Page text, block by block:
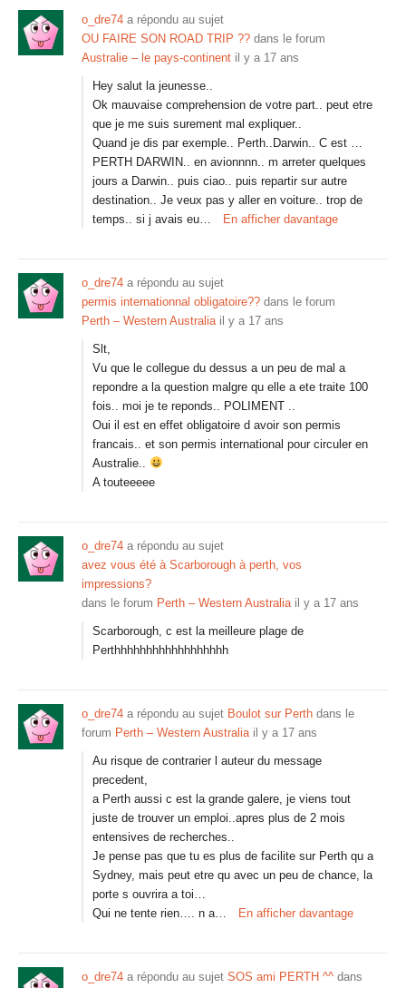
o_dre74 a répondu au sujet
OU FAIRE SON ROAD TRIP ?? dans le forum
Australie – le pays-continent il y a 17 ans
Hey salut la jeunesse..
Ok mauvaise comprehension de votre part.. peut etre
que je me suis surement mal expliquer..
Quand je dis par exemple.. Perth..Darwin.. C est …
PERTH DARWIN.. en avionnnn.. m arreter quelques
jours a Darwin.. puis ciao.. puis repartir sur autre
destination.. Je veux pas y aller en voiture.. trop de
temps.. si j avais eu…
En afficher davantage
o_dre74 a répondu au sujet
permis internationnal obligatoire?? dans le forum
Perth – Western Australia il y a 17 ans
Slt,
Vu que le collegue du dessus a un peu de mal a
repondre a la question malgre qu elle a ete traite 100
fois.. moi je te reponds.. POLIMENT ..
Oui il est en effet obligatoire d avoir son permis
francais.. et son permis international pour circuler en
Australie..
A touteeeee
o_dre74 a répondu au sujet
avez vous été à Scarborough à perth, vos
impressions?
dans le forum Perth – Western Australia il y a 17 ans
Scarborough, c est la meilleure plage de
Perthhhhhhhhhhhhhhhhhh
o_dre74 a répondu au sujet Boulot sur Perth dans le
forum Perth – Western Australia il y a 17 ans
Au risque de contrarier l auteur du message
precedent,
a Perth aussi c est la grande galere, je viens tout
juste de trouver un emploi..apres plus de 2 mois
entensives de recherches..
Je pense pas que tu es plus de facilite sur Perth qu a
Sydney, mais peut etre qu avec un peu de chance, la
porte s ouvrira a toi…
Qui ne tente rien…. n a…
En afficher davantage
o_dre74 a répondu au sujet SOS ami PERTH ^^ dans